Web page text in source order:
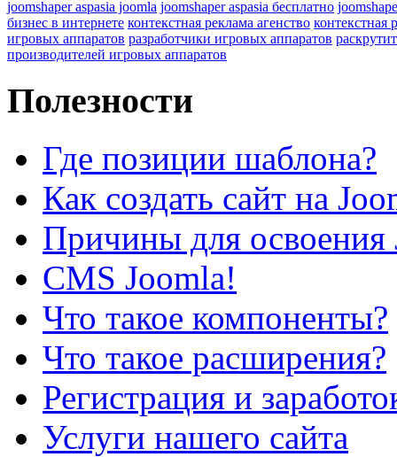
joomshaper aspasia joomla joomshaper aspasia бесплатно
бизнес в интернете контекстная реклама агенство контекстная
игровых аппаратов разработчики игровых аппаратов
производителей игровых аппаратов
Полезности
Где позиции шаблона?
Как создать сайт на
Причины для освоения
CMS Joomla!
Что такое компоненты?
Что такое расширения?
Регистрация и
Услуги нашего сайта